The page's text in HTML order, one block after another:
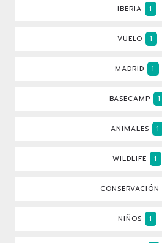
IBERIA 1
VUELO 1
MADRID 1
BASECAMP 1
ANIMALES 1
WILDLIFE 1
CONSERVACIÓN
NIÑOS 1